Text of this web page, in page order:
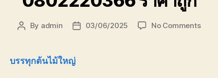
Post
By admin
Post03/06/2025 No Commentson
บรรทุกต้นไม้ใหญ่